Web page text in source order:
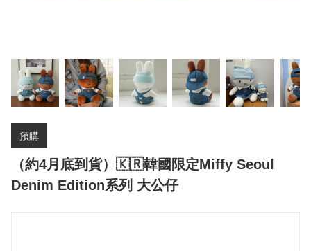
預購
（約4月底到貨）🇰🇷韓國限定Miffy Seoul
Denim Edition系列 大公仔